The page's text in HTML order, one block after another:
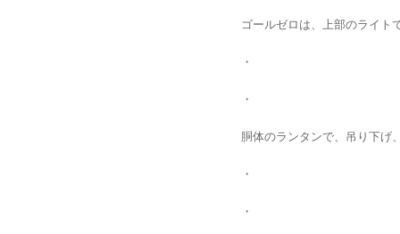
ゴールゼロは、上部のライト
・
・
胴体のランタンで、吊り下げ
・
・